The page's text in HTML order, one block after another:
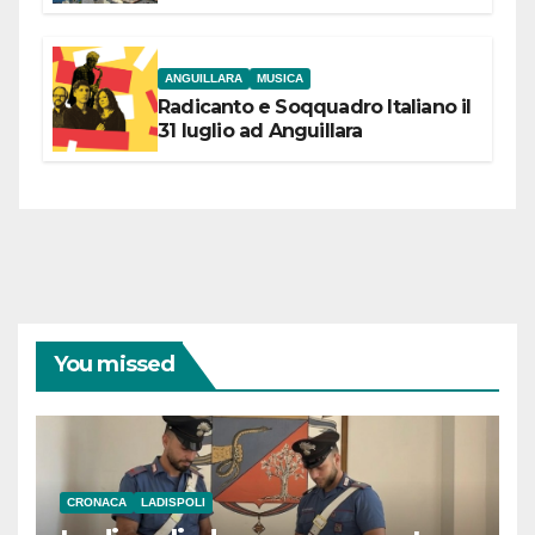
ANGUILLARA MUSICA
Radicanto e Soqquadro Italiano il
31 luglio ad Anguillara
You missed
CRONACA LADISPOLI